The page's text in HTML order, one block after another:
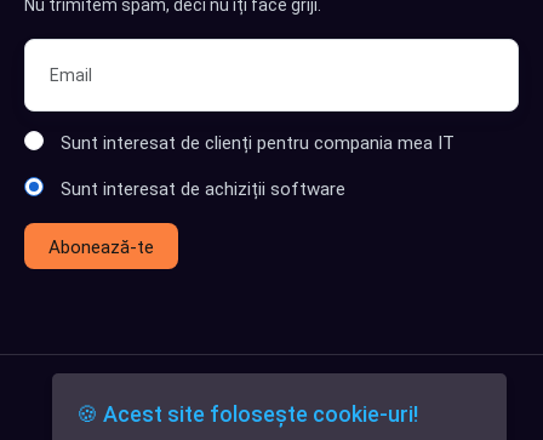
Nu trimitem spam, deci nu îți face griji.
Sunt interesat de clienți pentru compania mea IT
Sunt interesat de achiziții software
Abonează-te
🍪 Acest site folosește cookie-uri!